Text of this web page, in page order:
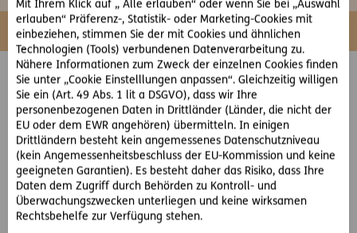
Mit Ihrem Klick auf „ Alle erlauben“ oder wenn Sie bei „Auswahl
erlauben“ Präferenz-, Statistik- oder Marketing-Cookies mit
einbeziehen, stimmen Sie der mit Cookies und ähnlichen
Technologien (Tools) verbundenen Datenverarbeitung zu.
Nähere Informationen zum Zweck der einzelnen Cookies finden
Sie unter „Cookie Einstelllungen anpassen“. Gleichzeitig willigen
Sie ein (Art. 49 Abs. 1 lit a DSGVO), dass wir Ihre
personenbezogenen Daten in Drittländer (Länder, die nicht der
EU oder dem EWR angehören) übermitteln. In einigen
Drittländern besteht kein angemessenes Datenschutzniveau
(kein Angemessenheitsbeschluss der EU-Kommission und keine
geeigneten Garantien). Es besteht daher das Risiko, dass Ihre
Daten dem Zugriff durch Behörden zu Kontroll- und
Überwachungszwecken unterliegen und keine wirksamen
Rechtsbehelfe zur Verfügung stehen.
Für welche Versicherung interessieren
Sie sich?